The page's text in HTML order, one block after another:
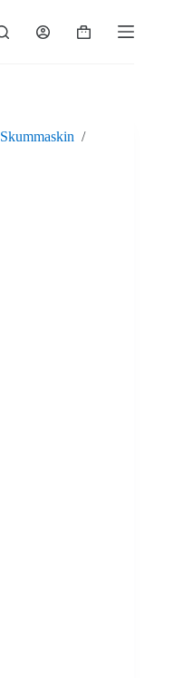
Varukorg
Skummaskin /